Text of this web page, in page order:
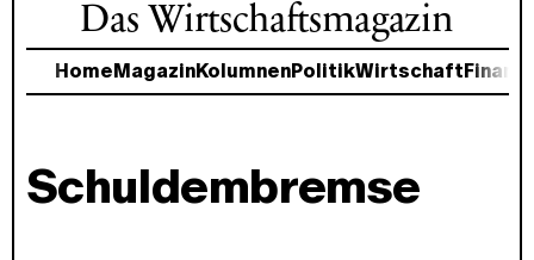
Das Wirtschaftsmagazin
Home MagazinKolumnenPolitikWirtschaft
Schuldembremse